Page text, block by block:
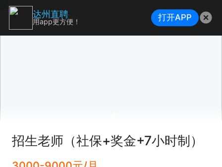
招生老师（社保+奖金+7小时制）
达州直聘
用app更方便！ 打开APP